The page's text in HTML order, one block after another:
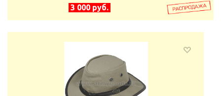
3 000 руб.